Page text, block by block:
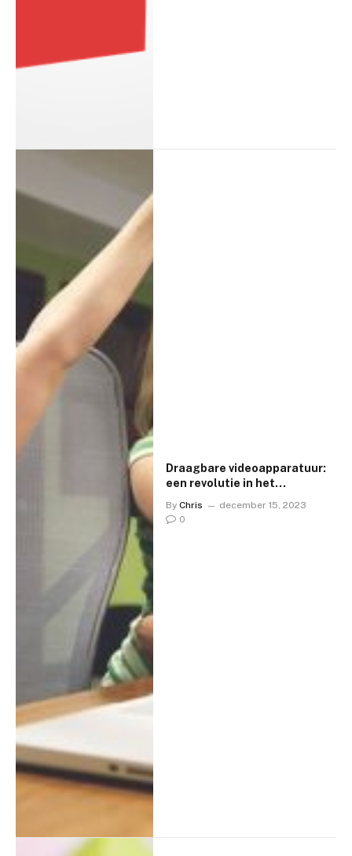
Draagbare videoapparatuur:
een revolutie in het
By Chris
december 15, 2023
0